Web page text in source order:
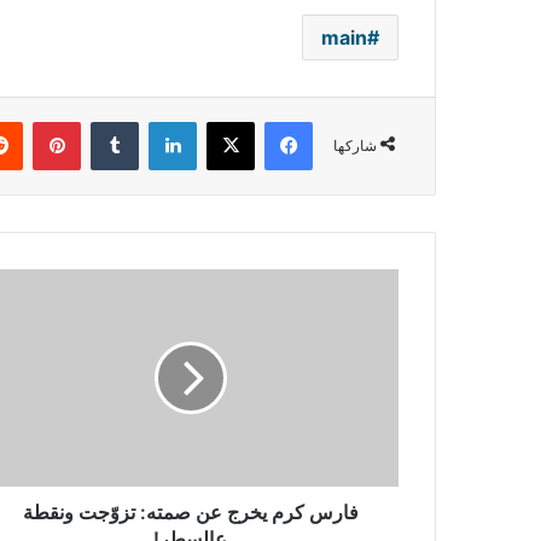
main
شاركها
فيسبوك ‫X لينكدإن
فارس كرم يخرج عن صمته: تزوّجت ونقطة